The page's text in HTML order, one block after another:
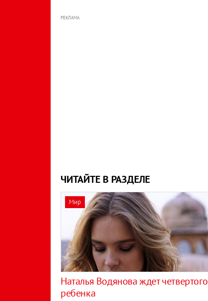
РЕКЛАМА
ЧИТАЙТЕ В РАЗДЕЛЕ
Мир
Наталья Водянова ждет четвертого
ребенка